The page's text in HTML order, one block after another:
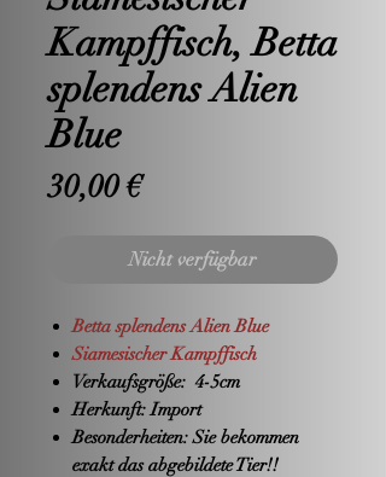
Kampffisch, Betta
splendens Alien
Blue
30,00 €Preis
Nicht verfügbar
Betta splendens Alien Blue
Siamesischer Kampffisch
Verkaufsgröße: 4-5cm
Herkunft:Import
Besonderheiten:Sie bekommen
exakt das abgebildete Tier!!